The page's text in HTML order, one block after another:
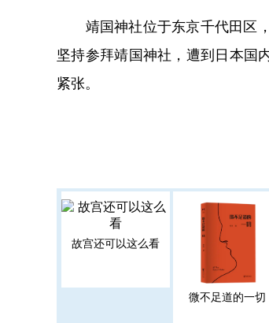
靖国神社位于东京千代田区，
坚持参拜靖国神社，遭到日本国
紧张。
故宫还可以这么看
微不足道的一切